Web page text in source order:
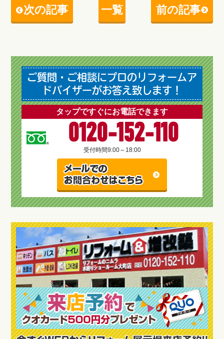
次の記事 一覧 前の記事
ご質問・ご相談にプロのリフォームア
ドバイザーがお答え致します！
タップですぐにお電話できます
0120-152-110
受付時間9:00～18:00